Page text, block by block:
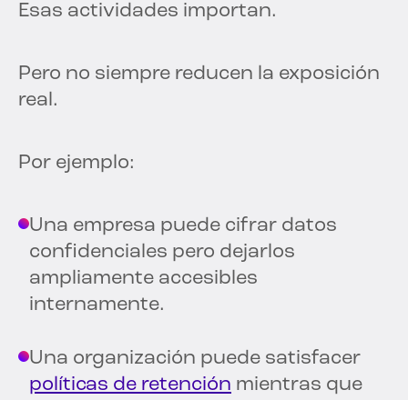
Esas actividades importan.
Pero no siempre reducen la exposición
real.
Por ejemplo:
Una empresa puede cifrar datos
confidenciales pero dejarlos
ampliamente accesibles
internamente.
Una organización puede satisfacer
políticas de retención mientras que